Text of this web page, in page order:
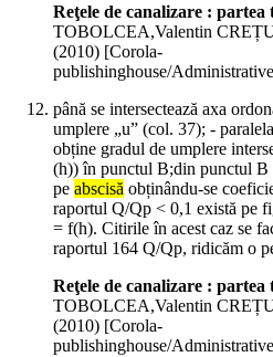
Reţele de canalizare : partea
TOBOLCEA,Valentin
(2010) [Corola-
publishinghouse/
până se intersectează axa
umplere „u” (col. 37); -
obține gradul de umplere
(h)) în punctul B;din punctul B
pe abscisă obținându-se
raportul Q/Qp < 0,1 există pe
= f(h). Citirile în acest caz se
raportul 164 Q/Qp, ridicăm o
Reţele de canalizare : partea
TOBOLCEA,Valentin
(2010) [Corola-
publishinghouse/